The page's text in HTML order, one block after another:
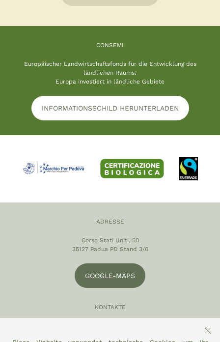
CONSEMI
Europäischer Landwirtschaftsfonds für die Entwicklung des
ländlichen Raums:
Europa investiert in ländliche Gebiete
INFORMATIONSSCHILD HERUNTERLADEN
ADRESSE
Corso Stati Uniti, 50
35127 Padua PD Stand 3/6
GOOGLE-MAPS
KONTAKTE